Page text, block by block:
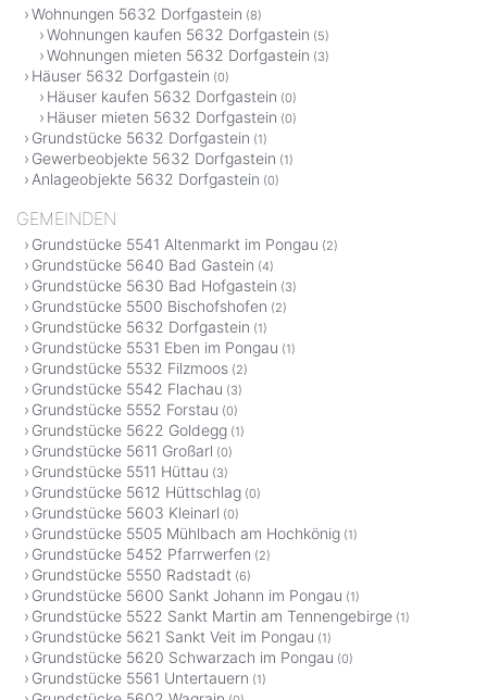
Wohnungen 5632 Dorfgastein (8)
Wohnungen kaufen 5632 Dorfgastein (5)
Wohnungen mieten 5632 Dorfgastein (3)
Häuser 5632 Dorfgastein (0)
Häuser kaufen 5632 Dorfgastein (0)
Häuser mieten 5632 Dorfgastein (0)
Grundstücke 5632 Dorfgastein (1)
Gewerbeobjekte 5632 Dorfgastein (1)
Anlageobjekte 5632 Dorfgastein (0)
GEMEINDEN
Grundstücke 5541 Altenmarkt im Pongau (2)
Grundstücke 5640 Bad Gastein (4)
Grundstücke 5630 Bad Hofgastein (3)
Grundstücke 5500 Bischofshofen (2)
Grundstücke 5632 Dorfgastein (1)
Grundstücke 5531 Eben im Pongau (1)
Grundstücke 5532 Filzmoos (2)
Grundstücke 5542 Flachau (3)
Grundstücke 5552 Forstau (0)
Grundstücke 5622 Goldegg (1)
Grundstücke 5611 Großarl (0)
Grundstücke 5511 Hüttau (3)
Grundstücke 5612 Hüttschlag (0)
Grundstücke 5603 Kleinarl (0)
Grundstücke 5505 Mühlbach am Hochkönig (1)
Grundstücke 5452 Pfarrwerfen (2)
Grundstücke 5550 Radstadt (6)
Grundstücke 5600 Sankt Johann im Pongau (1)
Grundstücke 5522 Sankt Martin am Tennengebirge (1)
Grundstücke 5621 Sankt Veit im Pongau (1)
Grundstücke 5620 Schwarzach im Pongau (0)
Grundstücke 5561 Untertauern (1)